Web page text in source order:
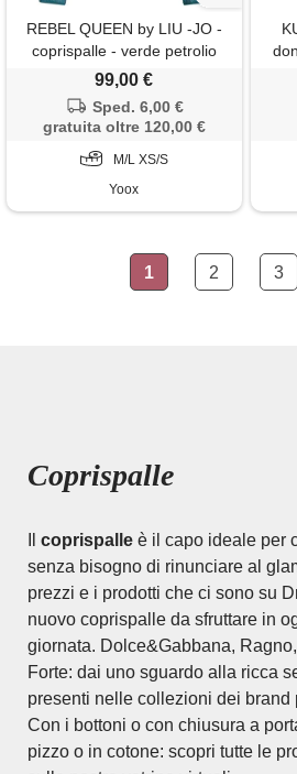
REBEL QUEEN by LIU -JO -
coprispalle - verde petrolio
99,00 €
Sped. 6,00 €
gratuita oltre 120,00 €
M/L XS/S
Yoox
e
1 2 3
Coprispalle
coprispalle è il capo ideale per
senza bisogno di rinunciare al
prezzi e i prodotti che ci sono su
nuovo coprispalle da sfruttare in
giornata. Dolce&Gabbana,
Forte: dai uno sguardo alla ricca
presenti nelle collezioni dei brand
Con i bottoni o con chiusura a
pizzo o in cotone: scopri tutte le